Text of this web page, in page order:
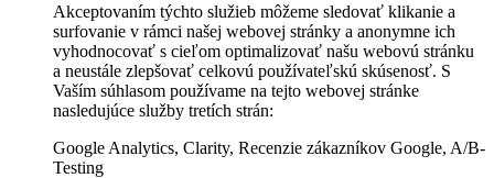
Akceptovaním týchto služieb môžeme sledovať klikanie a
surfovanie v rámci našej webovej stránky a anonymne ich
vyhodnocovať s cieľom optimalizovať našu webovú stránku
a neustále zlepšovať celkovú používateľskú skúsenosť. S
Vaším súhlasom používame na tejto webovej stránke
nasledujúce služby tretích strán:
Google Analytics, Clarity, Recenzie zákazníkov Google, A/B-
Testing